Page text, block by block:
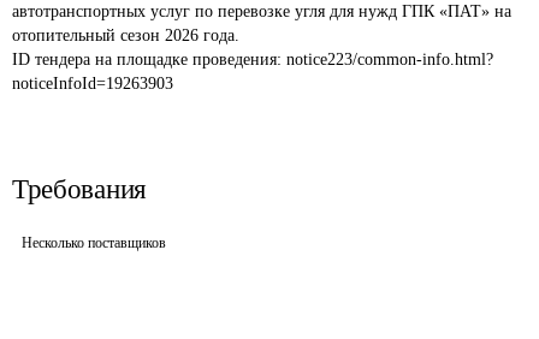
автотранспортных услуг по перевозке угля для нужд ГПК «ПАТ» на
отопительный сезон 2026 года.
ID тендера на площадке проведения: notice223/common-info.html?
noticeInfoId=19263903
Требования
Несколько поставщиков